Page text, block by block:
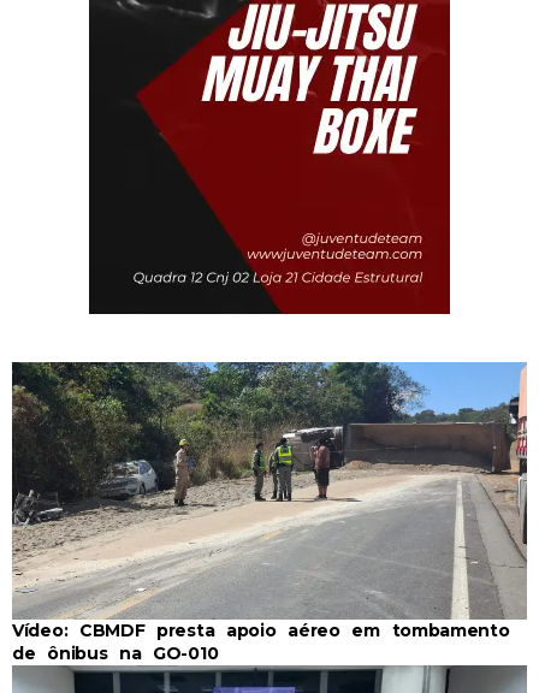
Vídeo: CBMDF presta apoio aéreo em tombamento
de ônibus na GO-010